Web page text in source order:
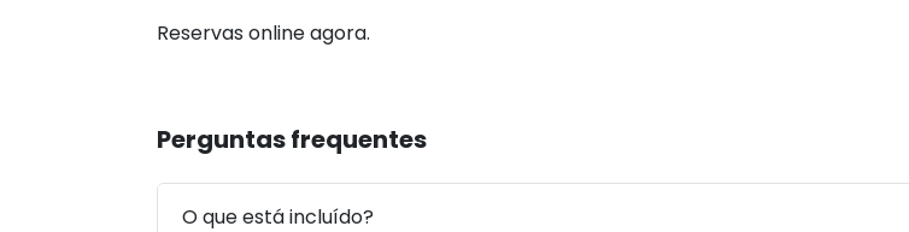
Reservas online agora.
Perguntas frequentes
O que está incluído?